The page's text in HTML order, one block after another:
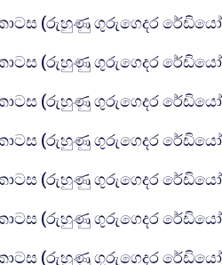
(රුහුණු ගුරුගෙදර රේඩියෝ
(රුහුණු ගුරුගෙදර රේඩියෝ
(රුහුණු ගුරුගෙදර රේඩියෝ
(රුහුණු ගුරුගෙදර රේඩියෝ
(රුහුණු ගුරුගෙදර රේඩියෝ
(රුහුණු ගුරුගෙදර රේඩියෝ
(රුහුණු ගුරුගෙදර රේඩියෝ